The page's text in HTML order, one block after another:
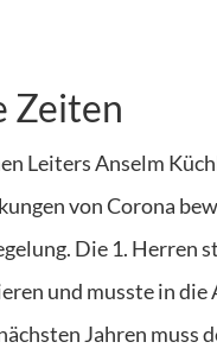
Zeiten
Leiters Anselm
von Corona
Die 1. Herren
und musste in
Jahren muss